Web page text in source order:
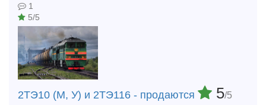
1
5/5
2ТЭ10 (М, У) и 2ТЭ116 - продаются 5/5